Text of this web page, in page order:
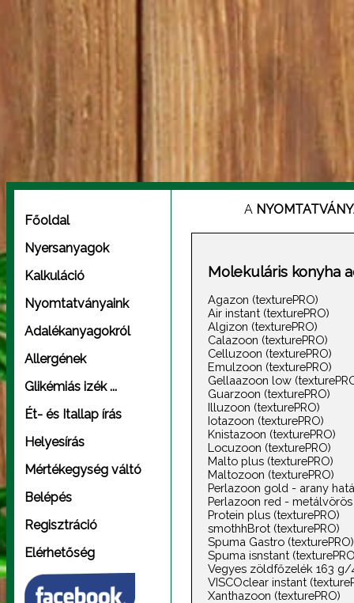
Főoldal
Nyersanyagok
Kalkuláció
Nyomtatványaink
Adalékanyagokról
Allergének
Glikémiás izék ...
Ét- és Itallap írás
Helyesírás
Mértékegység váltó
Belépés
Regisztráció
Elérhetőség
A
Molekuláris konyha
Agazon (texturePRO)
Air instant (texturePRO)
Algizon (texturePRO)
Calazoon (texturePRO)
Celluzoon (texturePRO)
Emulzoon (texturePRO)
Gellaazoon low
Guarzoon (texturePRO)
Illuzoon (texturePRO)
Iotazoon (texturePRO)
Knistazoon (texturePRO)
Locuzoon (texturePRO)
Malto plus (texturePRO)
Maltozoon (texturePRO)
Perlazoon gold - arany
Perlazoon red -
Protein plus (texturePRO)
smothhBrot (texturePRO)
Spuma Gastro (texturePRO)
Spuma isnstant
Vegyes zöldfőzelék 163 g/
VISCOclear instant
Xanthazoon (texturePRO)